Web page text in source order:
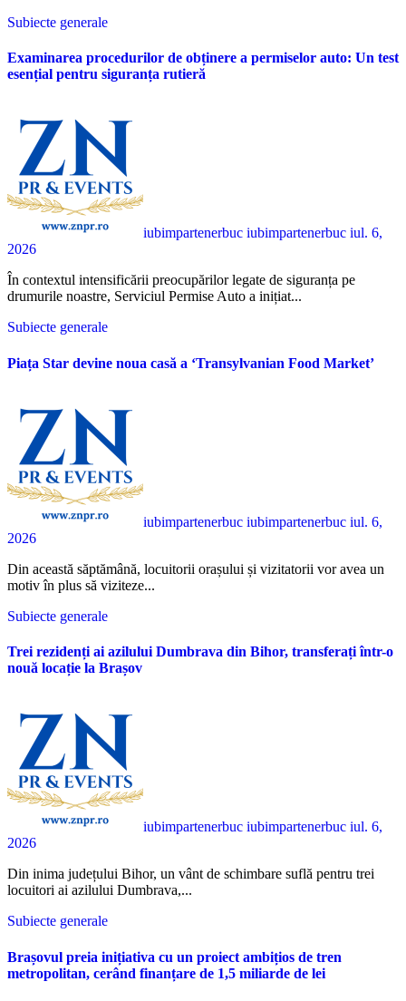
Subiecte generale
Examinarea procedurilor de obținere a permiselor auto: Un test
esențial pentru siguranța rutieră
iubimpartenerbuc iubimpartenerbuc iul. 6,
2026
În contextul intensificării preocupărilor legate de siguranța pe
drumurile noastre, Serviciul Permise Auto a inițiat...
Subiecte generale
Piața Star devine noua casă a ‘Transylvanian Food Market’
iubimpartenerbuc iubimpartenerbuc iul. 6,
2026
Din această săptămână, locuitorii orașului și vizitatorii vor avea un
motiv în plus să viziteze...
Subiecte generale
Trei rezidenți ai azilului Dumbrava din Bihor, transferați într-o
nouă locație la Brașov
iubimpartenerbuc iubimpartenerbuc iul. 6,
2026
Din inima județului Bihor, un vânt de schimbare suflă pentru trei
locuitori ai azilului Dumbrava,...
Subiecte generale
Brașovul preia inițiativa cu un proiect ambițios de tren
metropolitan, cerând finanțare de 1,5 miliarde de lei